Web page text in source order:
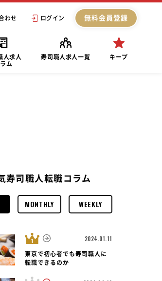
わせ ログイン 無料会員登録
人求人
ム
寿司職人求人一覧 キープ
寿司職人転職コラム
MONTHLY WEEKLY
2024.01.11
東京で初心者でも寿司職人に
転職できるのか